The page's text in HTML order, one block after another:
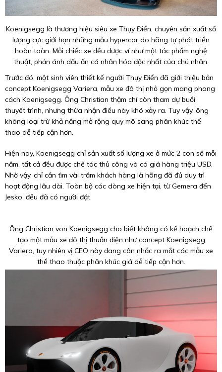
Koenigsegg là thương hiệu siêu xe Thụy Điển, chuyên sản xuất số
lượng cực giới hạn những mẫu hypercar do hãng tự phát triển
hoàn toàn. Mỗi chiếc xe đều được ví như một tác phẩm nghệ
thuật, phản ánh dấu ấn cá nhân hóa độc nhất của chủ nhân.
Trước đó, một sinh viên thiết kế người Thụy Điển đã giới thiệu bản
concept Koenigsegg Variera, mẫu xe đô thị nhỏ gọn mang phong
cách Koenigsegg. Ông Christian thậm chí còn tham dự buổi
thuyết trình, nhưng thừa nhận điều này khó xảy ra. Tuy vậy, ông
không loại trừ khả năng mở rộng quy mô sang phân khúc thể
thao dễ tiếp cận hơn.
Hiện nay, Koenigsegg chỉ sản xuất số lượng xe ở mức 2 con số mỗi
năm, tất cả đều được chế tác thủ công và có giá hàng triệu USD.
Nhờ vậy, chỉ cần tìm vài trăm khách hàng là hãng đã đủ duy trì
hoạt động lâu dài. Toàn bộ các dòng xe hiện tại, từ Gemera đến
Jesko, đều đã có người đặt.
Ông Christian von Koenigsegg cho biết không có kế hoạch chế
tạo một mẫu xe đô thị thuần điện như concept Koenigsegg
Variera, tuy nhiên vị CEO này đang cân nhắc ra mắt các mẫu xe
thể thao thuộc phân khúc giá dễ tiếp cận hơn.